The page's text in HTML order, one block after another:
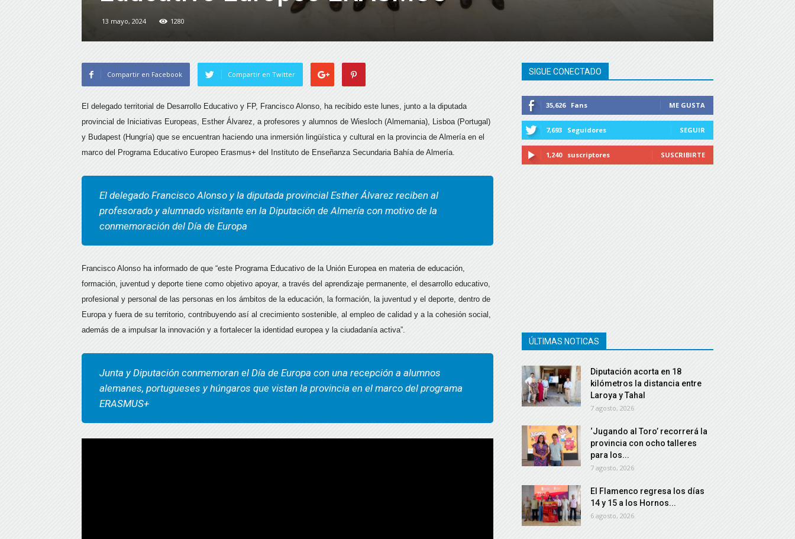
13 mayo, 2024 1280
Compartir en Facebook Compartir en Twitter
El delegado territorial de Desarrollo Educativo y FP, Francisco Alonso, ha recibido este lunes, junto a la diputada
provincial de Iniciativas Europeas, Esther Álvarez, a profesores y alumnos de Wiesloch (Almemania), Lisboa (Portugal)
y Budapest (Hungría) que se encuentran haciendo una inmersión lingüística y cultural en la provincia de Almería en el
marco del Programa Educativo Europeo Erasmus+ del Instituto de Enseñanza Secundaria Bahía de Almería.
El delegado Francisco Alonso y la diputada provincial Esther Álvarez reciben al
profesorado y alumnado visitante en la Diputación de Almería con motivo de la
conmemoración del Día de Europa
Francisco Alonso ha informado de que “este Programa Educativo de la Unión Europea en materia de educación,
formación, juventud y deporte tiene como objetivo apoyar, a través del aprendizaje permanente, el desarrollo educativo,
profesional y personal de las personas en los ámbitos de la educación, la formación, la juventud y el deporte, dentro de
Europa y fuera de su territorio, contribuyendo así al crecimiento sostenible, al empleo de calidad y a la cohesión social,
además de a impulsar la innovación y a fortalecer la identidad europea y la ciudadanía activa”.
Junta y Diputación conmemoran el Día de Europa con una recepción a alumnos
alemanes, portugueses y húngaros que vistan la provincia en el marco del programa
ERASMUS+
SIGUE CONECTADO
35,626 Fans ME GUSTA
7,693 Seguidores SEGUIR
1,240 suscriptores SUSCRIBIRTE
ÚLTIMAS NOTICAS
Diputación acorta en 18
kilómetros la distancia entre
Laroya y Tahal
7 agosto, 2026
‘Jugando al Toro’ recorrerá la
provincia con ocho talleres
para los...
7 agosto, 2026
El Flamenco regresa los días
14 y 15 a los Hornos...
6 agosto, 2026